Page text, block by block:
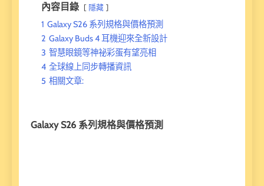
內容目錄 隱藏
1 Galaxy S26 系列規格與價格預測
2 Galaxy Buds 4 耳機迎來全新設計
3 智慧眼鏡等神祕彩蛋有望亮相
4 全球線上同步轉播資訊
5 相關文章:
Galaxy S26 系列規格與價格預測